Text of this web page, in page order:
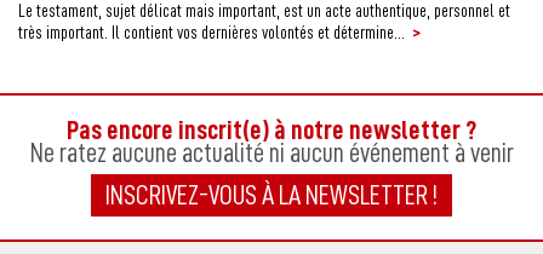
Le testament, sujet délicat mais important, est un acte authentique, personnel et
très important. Il contient vos dernières volontés et détermine...
>
Pas encore inscrit(e) à notre newsletter ?
Ne ratez aucune actualité ni aucun événement à venir
INSCRIVEZ-VOUS À LA NEWSLETTER !